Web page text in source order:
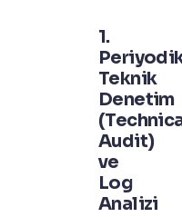
1.
Teknik
Denetim
Audit)
ve
Log
Analizi